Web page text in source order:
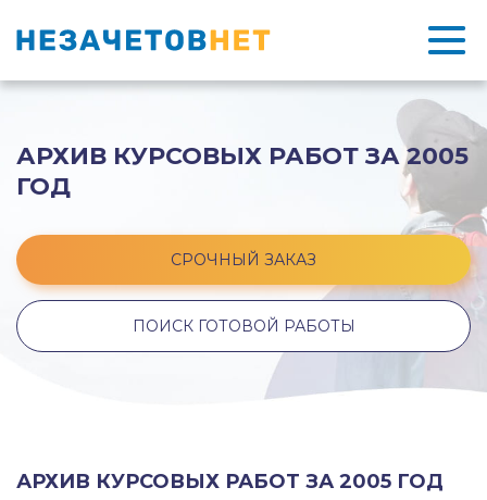
АРХИВ КУРСОВЫХ РАБОТ ЗА 2005
ГОД
СРОЧНЫЙ ЗАКАЗ
ПОИСК ГОТОВОЙ РАБОТЫ
АРХИВ КУРСОВЫХ РАБОТ ЗА 2005 ГОД